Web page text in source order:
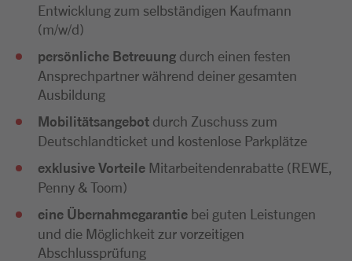
Entwicklung zum selbständigen Kaufmann
(m/w/d)
persönliche Betreuung durch einen festen
Ansprechpartner während deiner gesamten
Ausbildung
Mobilitätsangebot durch Zuschuss zum
Deutschlandticket und kostenlose Parkplätze
exklusive Vorteile Mitarbeitendenrabatte (REWE,
Penny & Toom)
eine Übernahmegarantie bei guten Leistungen
und die Möglichkeit zur vorzeitigen
Abschlussprüfung